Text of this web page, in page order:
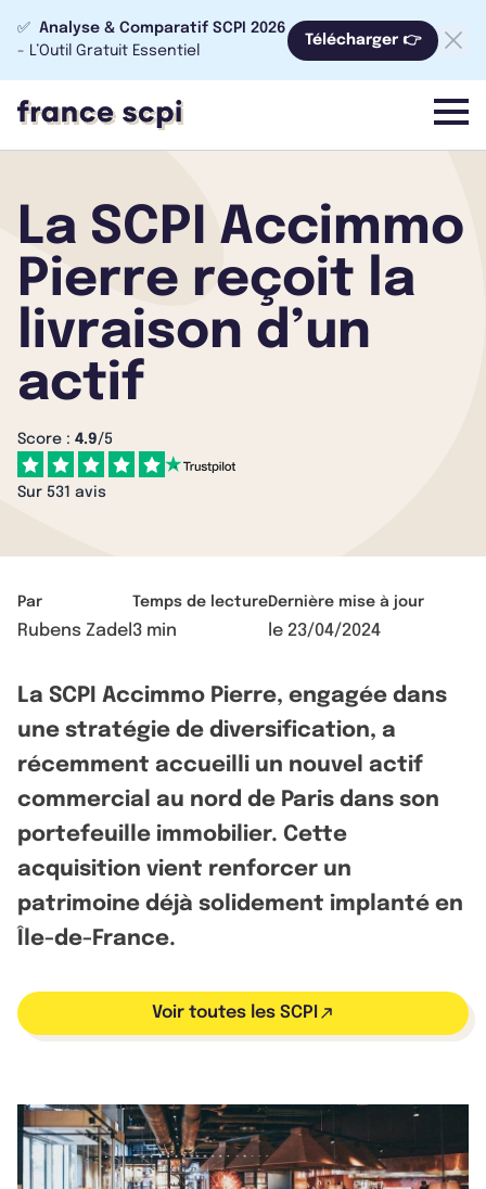
✅ Analyse & Comparatif SCPI 2026
- L’Outil Gratuit Essentiel
Télécharger 👉
menu
La SCPI Accimmo
Pierre reçoit la
livraison d’un
actif
Score : 4.9/5
Sur 531 avis
Par
Rubens Zadel
Temps de lecture
3 min
Dernière mise à jour
le 23/04/2024
La SCPI Accimmo Pierre, engagée dans
une stratégie de diversification, a
récemment accueilli un nouvel actif
commercial au nord de Paris dans son
portefeuille immobilier. Cette
acquisition vient renforcer un
patrimoine déjà solidement implanté en
Île-de-France.
Voir toutes les SCPI